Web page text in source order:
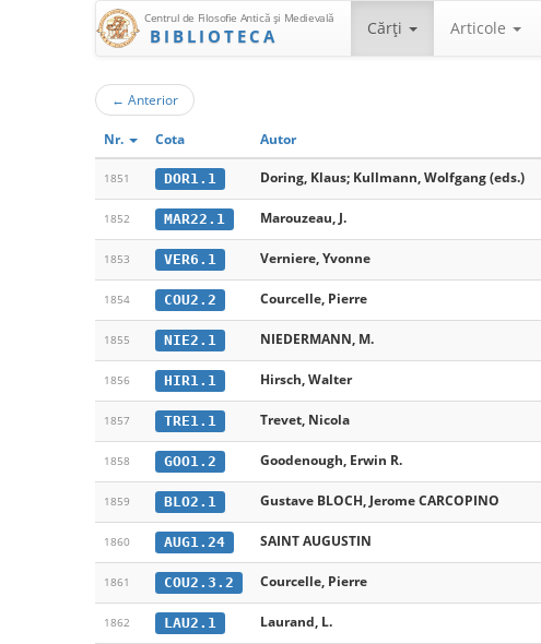
Centrul de Filosofie Antică şi Medievală
BIBLIOTECA Cărţi Articole
← Anterior
Nr. Cota Autor
1851 DOR1.1 Doring, Klaus; Kullmann, Wolfgang (eds.)
1852 MAR22.1 Marouzeau, J.
1853 VER6.1 Verniere, Yvonne
1854 COU2.2 Courcelle, Pierre
1855 NIE2.1 NIEDERMANN, M.
1856 HIR1.1 Hirsch, Walter
1857 TRE1.1 Trevet, Nicola
1858 GOO1.2 Goodenough, Erwin R.
1859 BLO2.1 Gustave BLOCH, Jerome CARCOPINO
1860 AUG1.24 SAINT AUGUSTIN
1861 COU2.3.2 Courcelle, Pierre
1862 LAU2.1 Laurand, L.